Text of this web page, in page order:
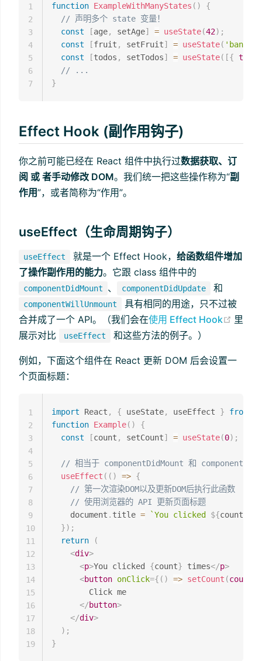
function ExampleWithManyStates ( )
{
// 声明多个 state 变量！
const
[age, setAge] = useState(42) ;
const
[fruit , setFruit] = useState( 'banana'
const
[todos , setTodos] = useState( [{ text
// ...
}
1
2
3
4
5
6
7
Effect Hook (副作用钩子)
你之前可能已经在 React 组件中执行过数据获取、订
阅 或 者手动修改 DOM。我们统一把这些操作称为“副
作用”，或者简称为“作用”。
useEffect（生命周期钩子）
useEffect 就是一个 Effect Hook， 给函数组件增加
了操作副作用的能力。它跟 class 组件中的
componentDidMount 、 componentDidUpdate 和
componentWillUnmount
具有相同的用途，只不过被
合并成了一个 API。（我们会在使用 Effect Hook
里
展示对比
useEffect 和这些方法的例子。）
例如，下面这个组件在 React 更新 DOM 后会设置一
个页面标题：
import React , { useState, useEffect } from
function Example( )
{
const
[count , setCount] = useState(0) ;
// 相当于 componentDidMount 和
useEffect ( ( ) => {
// 第一次渲染DOM以及更新DOM后执行此函数
// 使用浏览器的 API 更新页面标题
    document
. title = `You clicked ${count
}) ;
return
(
<div>
<p>You clicked {count} times</p>
<button onClick={ ( ) => setCount (count
        Click me
</button>
</div>
) ;
}
1
2
3
4
5
6
7
8
9
10
11
12
13
14
15
16
17
18
19